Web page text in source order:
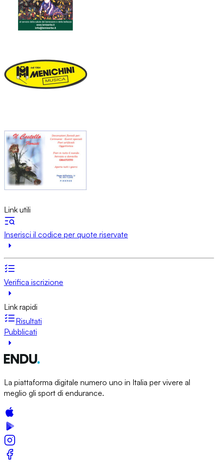
Link utili
Inserisci il codice per quote riservate
Verifica iscrizione
Link rapidi
Risultati
Pubblicati
La piattaforma digitale numero uno in Italia per vivere al
meglio gli sport di endurance.